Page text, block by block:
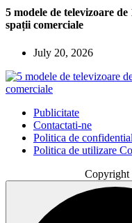
5 modele de televizoare
spații comerciale
July 20, 2026
Publicitate
Contactati-ne
Politica de
Politica de utilizare
Copyright